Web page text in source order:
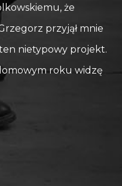
że
przyjął mnie
ten nietypowy projekt.
roku widzę